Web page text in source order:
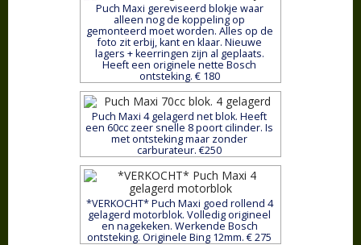
Puch Maxi gereviseerd blokje waar
alleen nog de koppeling op
gemonteerd moet worden. Alles op de
foto zit erbij, kant en klaar. Nieuwe
lagers + keerringen zijn al geplaats.
Heeft een originele nette Bosch
ontsteking. € 180
Puch Maxi 4 gelagerd net blok. Heeft
een 60cc zeer snelle 8 poort cilinder. Is
met ontsteking maar zonder
carburateur. €250
*VERKOCHT* Puch Maxi goed rollend 4
gelagerd motorblok. Volledig origineel
en nagekeken. Werkende Bosch
ontsteking. Originele Bing 12mm. € 275